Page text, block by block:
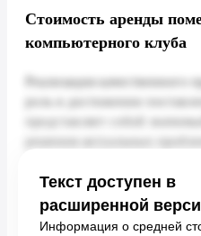
Стоимость аренды
компьютерного клуба
Текст доступен в
расширенной
Информация о средней